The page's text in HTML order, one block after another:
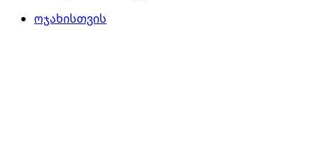
ოჯახისთვის